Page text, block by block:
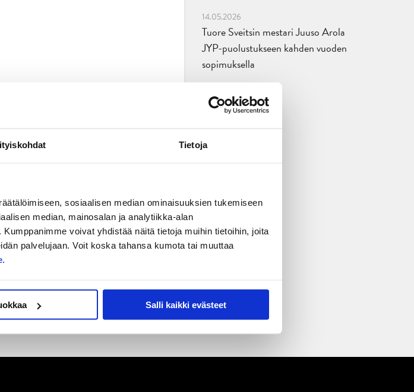
Tietoja
sosiaalisen median ominaisuuksien tukemiseen
median, mainosalan ja analytiikka-alan
voivat yhdistää näitä tietoja muihin tietoihin, joita
palvelujaan. Voit koska tahansa kumota tai muuttaa
.
Salli kaikki evästeet
(max 9 hlöä).
14.05.2026
Tuore Sveitsin mestari Juuso Arola
JYP-puolustukseen kahden vuoden
sopimuksella